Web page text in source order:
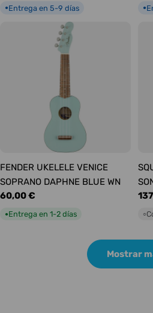
●Entrega en 5-9 días ●
FENDER UKELELE VENICE
SOPRANO DAPHNE BLUE WN
Precio
habitual
60,00 €
●Entrega en 1-2 días ○
Mostrar